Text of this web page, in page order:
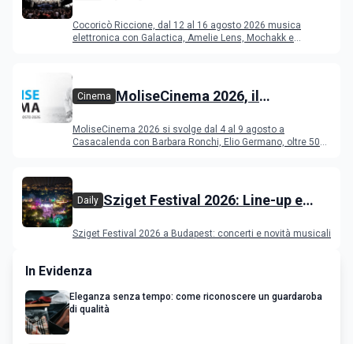
Cocoricò Riccione, dal 12 al 16 agosto 2026 musica
elettronica con Galactica, Amelie Lens, Mochakk e
Cinema MoliseCinema 2026, il
MoliseCinema 2026 si svolge dal 4 al 9 agosto a
Casacalenda con Barbara Ronchi, Elio Germano, oltre 50
Daily Sziget Festival 2026: Line-up e
Sziget Festival 2026 a Budapest: concerti e novità musicali
In Evidenza
Eleganza senza tempo: come riconoscere un guardaroba
di qualità